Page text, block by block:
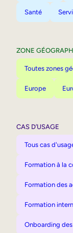
Santé
ZONE
Toutes zones
Europe
CAS D’USAGE
Tous cas
Formation à la
Formation des
Formation
Onboarding